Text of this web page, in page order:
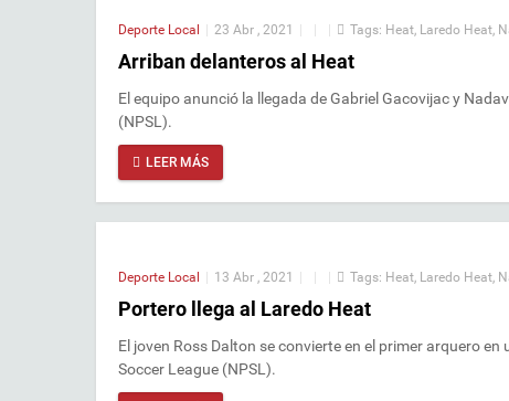
Deporte Local 23 Abr , 2021 Tags: Heat, Laredo Heat,
Arriban delanteros al Heat
El equipo anunció la llegada de Gabriel Gacovijac y
(NPSL).
LEER MÁS
Deporte Local 13 Abr , 2021 Tags: Heat, Laredo Heat,
Portero llega al Laredo Heat
El joven Ross Dalton se convierte en el primer arquero
Soccer League (NPSL).